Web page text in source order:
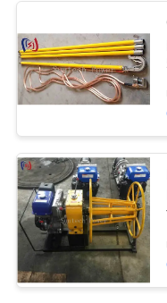
FÁBRICA
CONTROLE
DE
QUALIDADE
NOTÍCIAS
amarra
Polia
cabo